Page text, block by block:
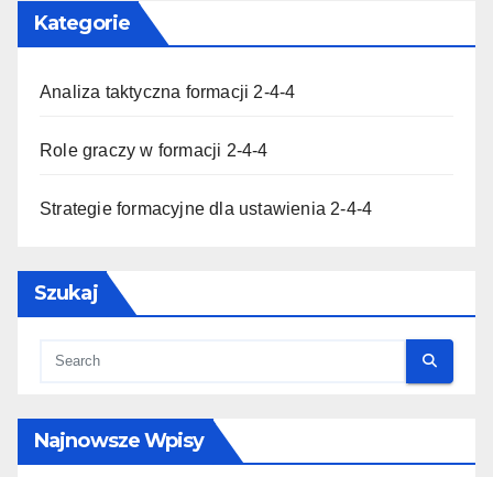
Kategorie
Analiza taktyczna formacji 2-4-4
Role graczy w formacji 2-4-4
Strategie formacyjne dla ustawienia 2-4-4
Szukaj
Najnowsze Wpisy